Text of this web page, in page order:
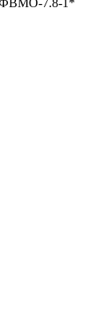
7.8-1*